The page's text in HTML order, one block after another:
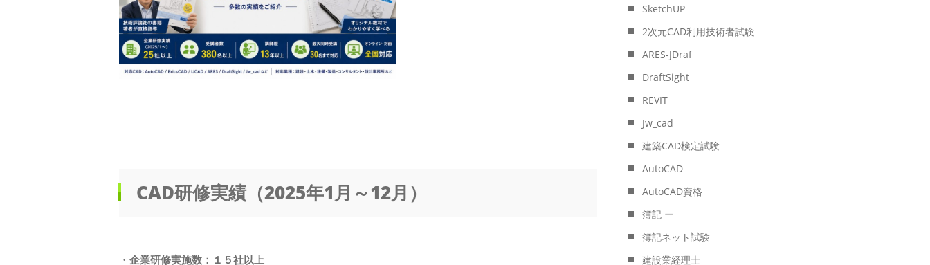
CAD研修実績（2025年1月～12月）
・ 企業研修実施数：１５社以上
SketchUP
2次元CAD利用技術者試験
ARES-JDraf
DraftSight
REVIT
Jw_cad
建築CAD検定試験
AutoCAD
AutoCAD資格
簿記 ー
簿記ネット試験
建設業経理士